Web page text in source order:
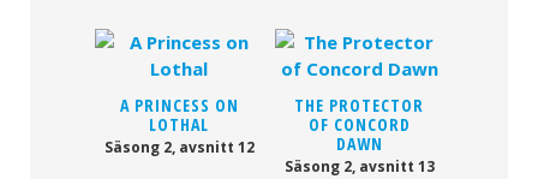
A PRINCESS ON
LOTHAL
Säsong 2, avsnitt 12
THE PROTECTOR
OF CONCORD
DAWN
Säsong 2, avsnitt 13